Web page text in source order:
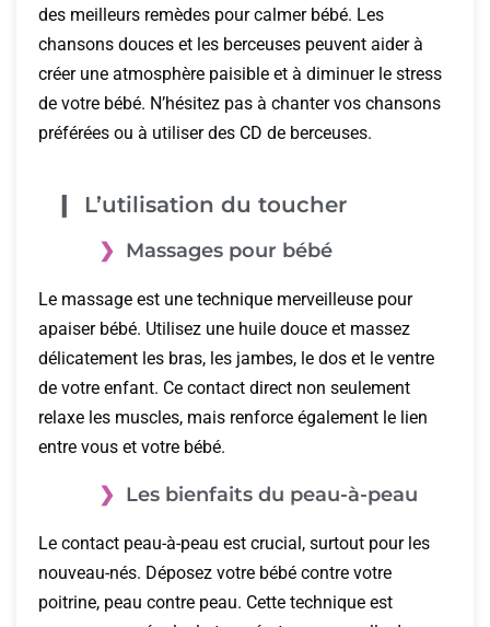
des meilleurs remèdes pour calmer bébé. Les
chansons douces et les berceuses peuvent aider à
créer une atmosphère paisible et à diminuer le stress
de votre bébé. N’hésitez pas à chanter vos chansons
préférées ou à utiliser des CD de berceuses.
L’utilisation du toucher
Massages pour bébé
Le massage est une technique merveilleuse pour
apaiser bébé. Utilisez une huile douce et massez
délicatement les bras, les jambes, le dos et le ventre
de votre enfant. Ce contact direct non seulement
relaxe les muscles, mais renforce également le lien
entre vous et votre bébé.
Les bienfaits du peau-à-peau
Le contact peau-à-peau est crucial, surtout pour les
nouveau-nés. Déposez votre bébé contre votre
poitrine, peau contre peau. Cette technique est